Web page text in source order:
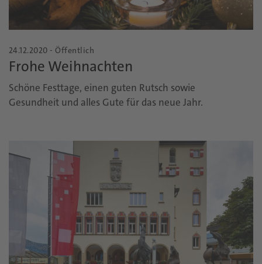
24.12.2020 - Öffentlich
Frohe Weihnachten
Schöne Festtage, einen guten Rutsch sowie
Gesundheit und alles Gute für das neue Jahr.